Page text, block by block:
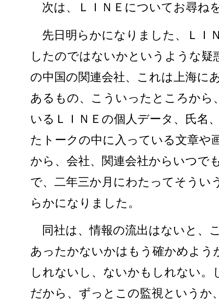
次は、ＬＩＮＥについてお尋ね
先日明らかになりました、ＬＩ
したのではないかというような
の中国の関連会社、これは上海に
あるもの、こういったところから
いるＬＩＮＥの個人データ、氏名
たトークの中に入っている文章や
から、会社、関連会社からいつで
で、二年三か月にわたってそうい
らかになりました。
同社は、情報の流出はないと、
あったかないかはもう確かめよ
しれないし、ないかもしれない
だから、ずっとこの監視というか